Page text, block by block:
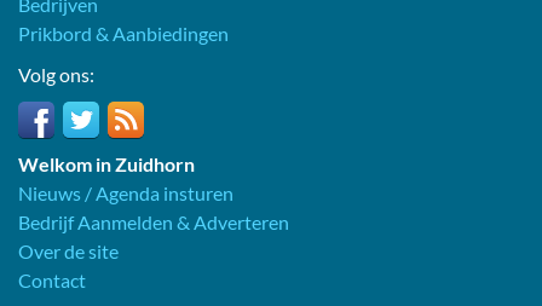
Prikbord & Aanbiedingen
Volg ons:
Welkom in Zuidhorn
Nieuws / Agenda insturen
Bedrijf Aanmelden & Adverteren
Over de site
Contact